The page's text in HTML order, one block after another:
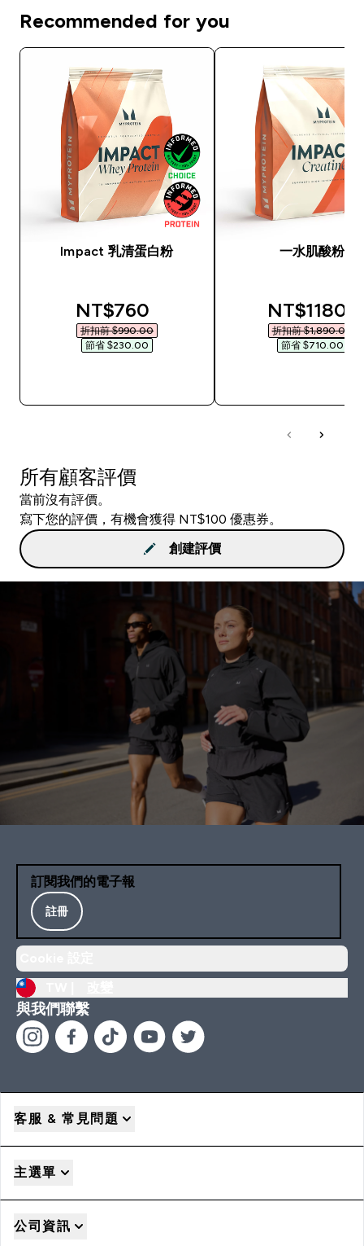
Recommended for you
Impact 乳清蛋白粉
discounted price
NT$760‎
折扣前 $990.00‎
節省 $230.00‎
一水肌酸粉
NT$1180‎
折扣前 $1,890.00‎
節省 $710.00‎
所有顧客評價
當前沒有評價。
寫下您的評價，有機會獲得 NT$100 優惠券。
創建評價
訂閱我們的電子報
註冊
與我們聯繫
客服 & 常見問題
主選單
公司資訊